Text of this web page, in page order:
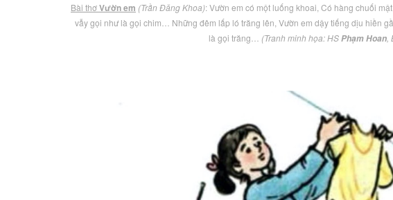
Bài thơVườn em (Trần Đăng Khoa): Vườn em có một luống khoai, Có hàng chuối
vẫy gọi như là gọi chim… Những đêm lấp ló trăng lên, Vườn em dậy tiếng dịu hiền
là gọi trăng… (Tranh minh họa: HSPhạm Hoan,